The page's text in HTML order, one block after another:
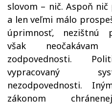
slovom – nič. Aspoň
a len veľmi málo
úprimnosť, nezištnú
však
zodpovednosti.
vypracovaný
nezodpovednosti.
zákonom